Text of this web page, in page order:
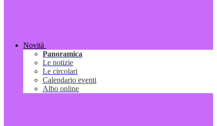
Novità
Panoramica
Le notizie
Le circolari
Calendario eventi
Albo online